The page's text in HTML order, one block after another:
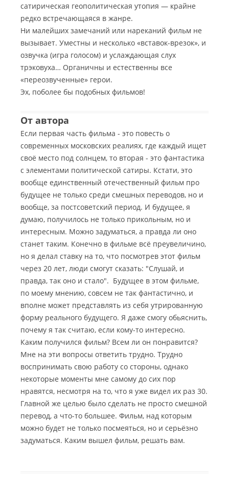
сатирическая геополитическая утопия — крайне
редко встречающаяся в жанре.
Ни малейших замечаний или нареканий фильм не
вызывает. Уместны и несколько «вставок-врезок», и
озвучка (игра голосом) и услаждающая слух
трэковуха… Органичны и естественны все
«переозвученные» герои.
Эх, поболее бы подобных фильмов!
От автора
Если первая часть фильма - это повесть о
современных московских реалиях, где каждый ищет
своё место под солнцем, то вторая - это фантастика
с элементами политической сатиры. Кстати, это
вообще единственный отечественный фильм про
будущее не только среди смешных переводов, но и
вообще, за постсоветский период. И будущее, я
думаю, получилось не только прикольным, но и
интересным. Можно задуматься, а правда ли оно
станет таким. Конечно в фильме всё преувеличино,
но я делал ставку на то, что посмотрев этот фильм
через 20 лет, люди смогут сказать: "Слушай, и
правда, так оно и стало". Будущее в этом фильме,
по моему мнению, совсем не так фантастично, и
вполне может представлять из себя утрированную
форму реального будущего. Я даже смогу обьяснить,
почему я так считаю, если кому-то интересно.
Каким получился фильм? Всем ли он понравится?
Мне на эти вопросы ответить трудно. Трудно
воспринимать свою работу со стороны, однако
некоторые моменты мне самому до сих пор
нравятся, несмотря на то, что я уже видел их раз 30.
Главной же целью было сделать не просто смешной
перевод, а что-то большее. Фильм, над которым
можно будет не только посмеяться, но и серьёзно
задуматься. Каким вышел фильм, решать вам.